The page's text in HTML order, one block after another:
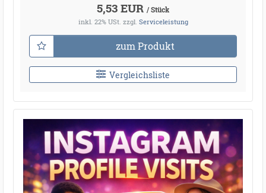
5,53 EUR / Stück
inkl. 22% USt. zzgl. Serviceleistung
zum Produkt
Vergleichsliste